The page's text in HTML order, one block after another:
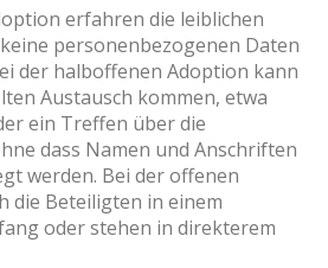
erfahren die leiblichen
personenbezogenen Daten
der halboffenen Adoption kann
Austausch kommen, etwa
ein Treffen über die
dass Namen und Anschriften
werden. Bei der offenen
die Beteiligten in einem
oder stehen in direkterem